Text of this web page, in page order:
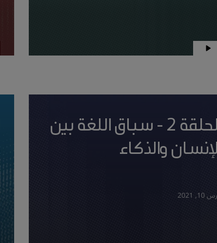
الحلقة 2 - سباق اللغة بين
والذكاء
2021